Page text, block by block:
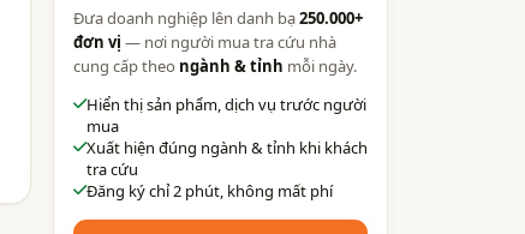
Đưa doanh nghiệp lên danh bạ250.000+
đơn vị — nơi người mua tra cứu nhà
cung cấp theo ngành & tỉnh mỗi ngày.
Hiển thị sản phẩm, dịch vụ trước người
mua
Xuất hiện đúng ngành & tỉnh khi khách
tra cứu
Đăng ký chỉ 2 phút, không mất phí